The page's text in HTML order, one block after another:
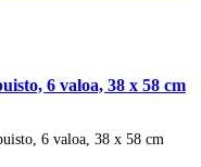
6 valoa, 38 x 58 cm
6 valoa, 38 x 58 cm